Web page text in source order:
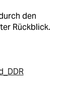
den
Rückblick.